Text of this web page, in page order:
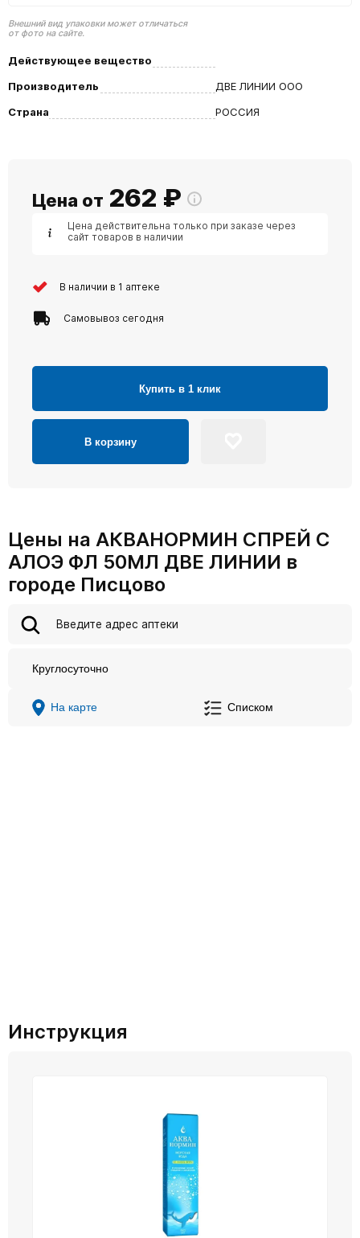
Внешний вид упаковки может отличаться
от фото на сайте.
Действующее вещество
Производитель
ДВЕ ЛИНИИ ООО
Страна
РОССИЯ
Цена от 262 ₽
Цена действительна только при заказе через
сайт товаров в наличии
В наличии в 1 аптеке
Самовывоз сегодня
Купить в 1 клик
В корзину
Цены на АКВАНОРМИН СПРЕЙ С
АЛОЭ ФЛ 50МЛ ДВЕ ЛИНИИ в
городе Писцово
Круглосуточно
На карте Списком
Инструкция